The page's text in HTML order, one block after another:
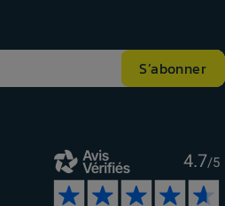
4.7/5